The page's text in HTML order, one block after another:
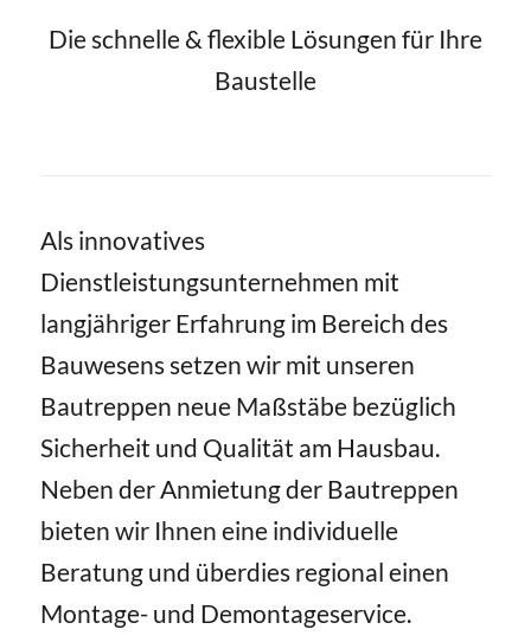
Die schnelle & flexible Lösungen für Ihre
Baustelle
Als innovatives
Dienstleistungsunternehmen mit
langjähriger Erfahrung im Bereich des
Bauwesens setzen wir mit unseren
Bautreppen neue Maßstäbe bezüglich
Sicherheit und Qualität am Hausbau.
Neben der Anmietung der Bautreppen
bieten wir Ihnen eine individuelle
Beratung und überdies regional einen
Montage- und Demontageservice.